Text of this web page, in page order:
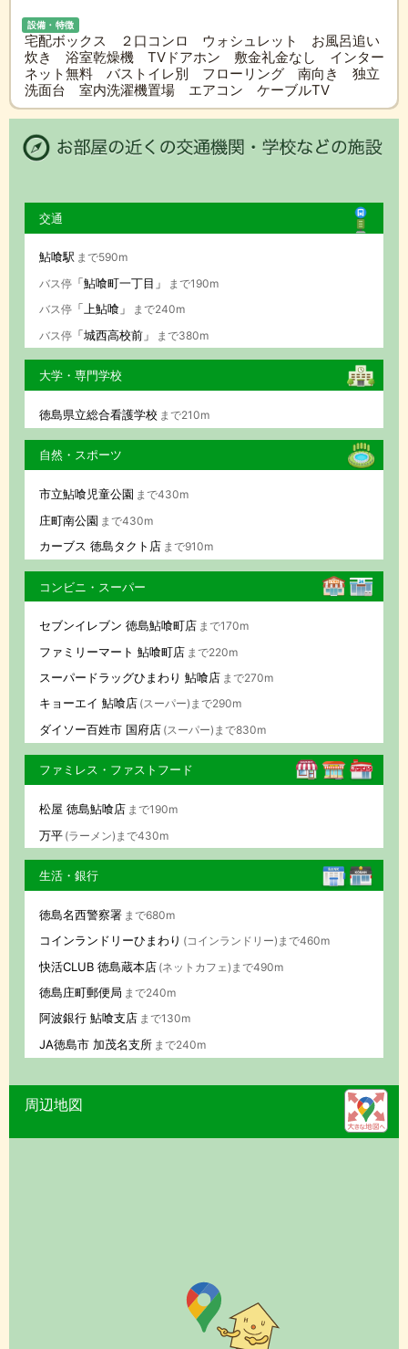
設備・特徴
宅配ボックス ２口コンロ ウォシュレット お風呂追い
炊き 浴室乾燥機 TVドアホン 敷金礼金なし インター
ネット無料 バストイレ別 フローリング 南向き 独立
洗面台 室内洗濯機置場 エアコン ケーブルTV
交通
鮎喰駅 まで590m
バス停「鮎喰町一丁目」
まで190m
バス停「上鮎喰」
まで240m
バス停「城西高校前」 まで380m
大学・専門学校
徳島県立総合看護学校 まで210m
自然・スポーツ
市立鮎喰児童公園 まで430m
庄町南公園 まで430m
カーブス 徳島タクト店 まで910m
コンビニ・スーパー
セブンイレブン 徳島鮎喰町店 まで170m
ファミリーマート 鮎喰町店 まで220m
スーパードラッグひまわり 鮎喰店 まで270m
キョーエイ 鮎喰店 (スーパー)まで290m
ダイソー百姓市 国府店 (スーパー)まで830m
ファミレス・ファストフード
松屋 徳島鮎喰店 まで190m
万平 (ラーメン)まで430m
生活・銀行
徳島名西警察署 まで680m
コインランドリーひまわり (コインランドリー)まで460m
快活CLUB 徳島蔵本店 (ネットカフェ)まで490m
徳島庄町郵便局 まで240m
阿波銀行 鮎喰支店 まで130m
JA徳島市 加茂名支所 まで240m
周辺地図